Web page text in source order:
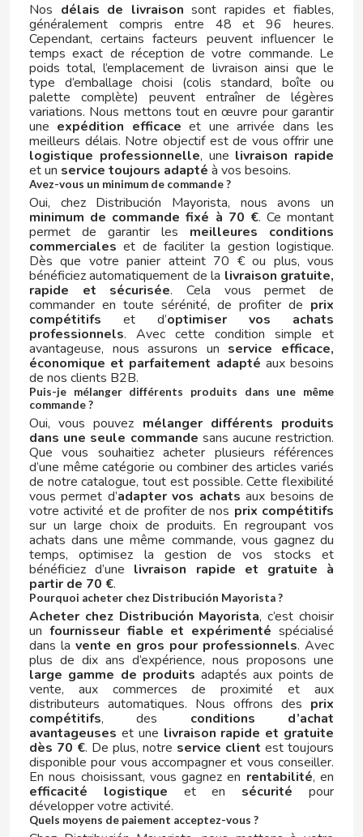
K
KAÑAMERO
KAS
KELIA
KELLOGG´S
KINGPIN
KIT KAT
KNOPPERS
KRYPTON
L
L'OR
LA BATURRICA
LA ESPAÑOLA
LACASA
LACASITOS
LANDESSA
Nos délais de livraison sont rapides et fiables,
généralement compris entre 48 et 96 heures.
Cependant, certains facteurs peuvent influencer le
temps exact de réception de votre commande. Le
poids total, l’emplacement de livraison ainsi que le
type d’emballage choisi (colis standard, boîte ou
palette complète) peuvent entraîner de légères
variations. Nous mettons tout en œuvre pour garantir
une expédition efficace et une arrivée dans les
meilleurs délais. Notre objectif est de vous offrir une
logistique professionnelle, une livraison rapide
et un service toujours adapté à vos besoins.
Avez-vous un minimum de commande ?
Oui, chez Distribución Mayorista, nous avons un
minimum de commande fixé à 70 €. Ce montant
permet de garantir les meilleures conditions
commerciales et de faciliter la gestion logistique.
Dès que votre panier atteint 70 € ou plus, vous
bénéficiez automatiquement de la livraison gratuite,
rapide et sécurisée. Cela vous permet de
commander en toute sérénité, de profiter de prix
compétitifs et d’optimiser vos achats
professionnels. Avec cette condition simple et
avantageuse, nous assurons un service efficace,
économique et parfaitement adapté aux besoins
de nos clients B2B.
Puis-je mélanger différents produits dans une même
commande ?
Oui, vous pouvez mélanger différents produits
dans une seule commande sans aucune restriction.
Que vous souhaitiez acheter plusieurs références
d’une même catégorie ou combiner des articles variés
de notre catalogue, tout est possible. Cette flexibilité
vous permet d’adapter vos achats aux besoins de
votre activité et de profiter de nos prix compétitifs
sur un large choix de produits. En regroupant vos
achats dans une même commande, vous gagnez du
temps, optimisez la gestion de vos stocks et
bénéficiez d’une livraison rapide et gratuite à
partir de 70 €.
Pourquoi acheter chez Distribución Mayorista ?
Acheter chez Distribución Mayorista, c’est choisir
un fournisseur fiable et expérimenté spécialisé
dans la vente en gros pour professionnels. Avec
plus de dix ans d’expérience, nous proposons une
large gamme de produits adaptés aux points de
vente, aux commerces de proximité et aux
distributeurs automatiques. Nous offrons des prix
compétitifs, des conditions d’achat
avantageuses et une livraison rapide et gratuite
dès 70 €. De plus, notre service client est toujours
disponible pour vous accompagner et vous conseiller.
En nous choisissant, vous gagnez en rentabilité, en
efficacité logistique et en sécurité pour
développer votre activité.
Quels moyens de paiement acceptez-vous ?